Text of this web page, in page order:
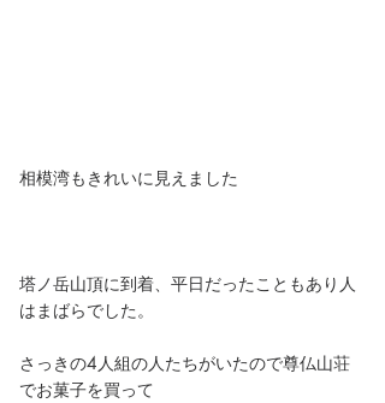
相模湾もきれいに見えました
塔ノ岳山頂に到着、平日だったこともあり人
はまばらでした。
さっきの4人組の人たちがいたので尊仏山荘
でお菓子を買って